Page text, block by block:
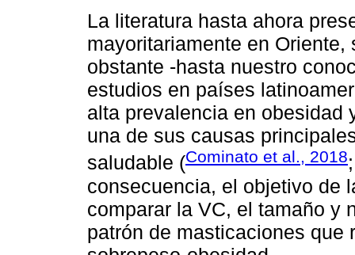
La literatura hasta ahora
mayoritariamente en
obstante -hasta nuestro
estudios en países
alta prevalencia en obesidad
una de sus causas
saludable (Cominato et al., 2018
consecuencia, el objetivo de
comparar la VC, el tamaño y
patrón de masticaciones que